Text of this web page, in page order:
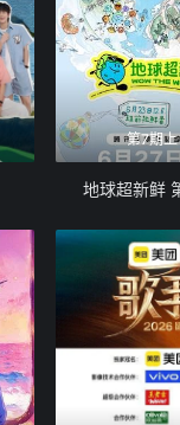
第7期上
地球超新鲜